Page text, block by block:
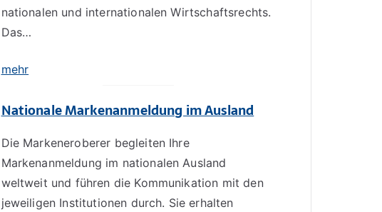
nationalen und internationalen Wirtschaftsrechts.
Das…
mehr
Nationale Markenanmeldung im Ausland
Die Markeneroberer begleiten Ihre
Markenanmeldung im nationalen Ausland
weltweit und führen die Kommunikation mit den
jeweiligen Institutionen durch. Sie erhalten